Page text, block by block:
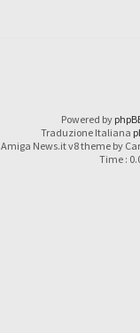
Powered by
Traduzione Italiana
Amiga News.it v8 theme by
Time :